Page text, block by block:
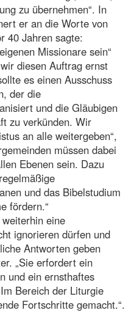
zu übernehmen“. In
er an die Worte von
40 Jahren sagte:
Missionare sein“
diesen Auftrag ernst
es einen Ausschuss
der die
und die Gläubigen
zu verkünden. Wir
an alle weitergeben“,
müssen dabei
Ebenen sein. Dazu
und das Bibelstudium
fördern.“
eine
ignorieren dürfen und
Antworten geben
„Sie erfordert ein
und ein ernsthaftes
Bereich der Liturgie
Fortschritte gemacht.“.